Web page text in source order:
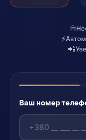
♾️
⚡
📲
Ваш номер